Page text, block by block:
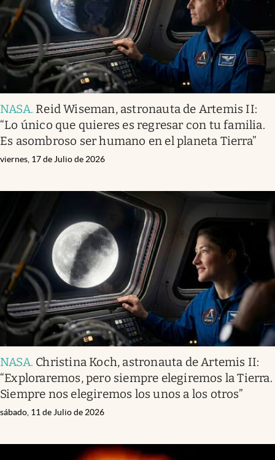
NASA. Reid Wiseman, astronauta de Artemis II:
“Lo único que quieres es regresar con tu familia.
Es asombroso ser humano en el planeta Tierra”
viernes, 17 de Julio de 2026
NASA. Christina Koch, astronauta de Artemis II:
“Exploraremos, pero siempre elegiremos la Tierra.
Siempre nos elegiremos los unos a los otros”
sábado, 11 de Julio de 2026